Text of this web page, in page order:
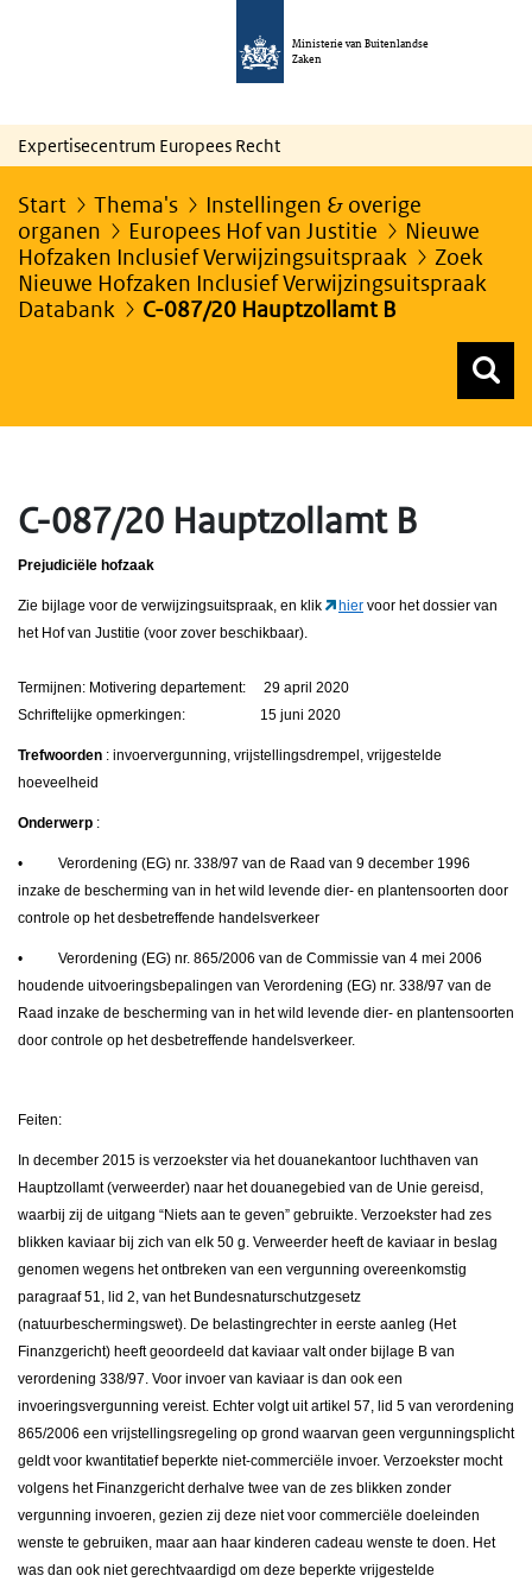
Ministerie van Buitenlandse
Zaken
Expertisecentrum Europees Recht
Start Thema's
Instellingen & overige
organen
Europees Hof van Justitie
Nieuwe
Hofzaken Inclusief Verwijzingsuitspraak
Zoek
Nieuwe Hofzaken Inclusief Verwijzingsuitspraak
Databank
C-087/20 Hauptzollamt B
C-087/20 Hauptzollamt B
Prejudiciële hofzaak
Zie bijlage voor de verwijzingsuitspraak, en klik hier voor het dossier van
het Hof van Justitie (voor zover beschikbaar).
Termijnen: Motivering departement: 29 april 2020
Schriftelijke opmerkingen: 15 juni 2020
Trefwoorden : invoervergunning, vrijstellingsdrempel, vrijgestelde
hoeveelheid
Onderwerp :
• Verordening (EG) nr. 338/97 van de Raad van 9 december 1996
inzake de bescherming van in het wild levende dier- en plantensoorten door
controle op het desbetreffende handelsverkeer
• Verordening (EG) nr. 865/2006 van de Commissie van 4 mei 2006
houdende uitvoeringsbepalingen van Verordening (EG) nr. 338/97 van de
Raad inzake de bescherming van in het wild levende dier- en plantensoorten
door controle op het desbetreffende handelsverkeer.
Feiten:
In december 2015 is verzoekster via het douanekantoor luchthaven van
Hauptzollamt (verweerder) naar het douanegebied van de Unie gereisd,
waarbij zij de uitgang “Niets aan te geven” gebruikte. Verzoekster had zes
blikken kaviaar bij zich van elk 50 g. Verweerder heeft de kaviaar in beslag
genomen wegens het ontbreken van een vergunning overeenkomstig
paragraaf 51, lid 2, van het Bundesnaturschutzgesetz
(natuurbeschermingswet). De belastingrechter in eerste aanleg (Het
Finanzgericht) heeft geoordeeld dat kaviaar valt onder bijlage B van
verordening 338/97. Voor invoer van kaviaar is dan ook een
invoeringsvergunning vereist. Echter volgt uit artikel 57, lid 5 van verordening
865/2006 een vrijstellingsregeling op grond waarvan geen vergunningsplicht
geldt voor kwantitatief beperkte niet-commerciële invoer. Verzoekster mocht
volgens het Finanzgericht derhalve twee van de zes blikken zonder
vergunning invoeren, gezien zij deze niet voor commerciële doeleinden
wenste te gebruiken, maar aan haar kinderen cadeau wenste te doen. Het
was dan ook niet gerechtvaardigd om deze beperkte vrijgestelde